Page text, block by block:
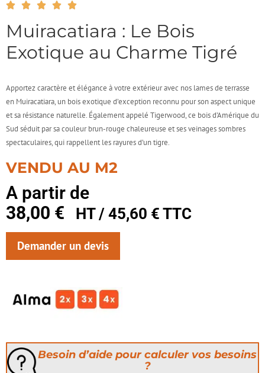
Muiracatiara : Le Bois
Exotique au Charme Tigré
Apportez caractère et élégance à votre extérieur avec nos lames de terrasse
en Muiracatiara, un bois exotique d’exception reconnu pour son aspect unique
et sa résistance naturelle. Également appelé Tigerwood, ce bois d’Amérique du
Sud séduit par sa couleur brun-rouge chaleureuse et ses veinages sombres
spectaculaires, qui rappellent les rayures d’un tigre.
VENDU AU M2
A partir de
38,00 € HT / 45,60 € TTC
Demander un devis
Besoin d’aide pour calculer vos besoins
?